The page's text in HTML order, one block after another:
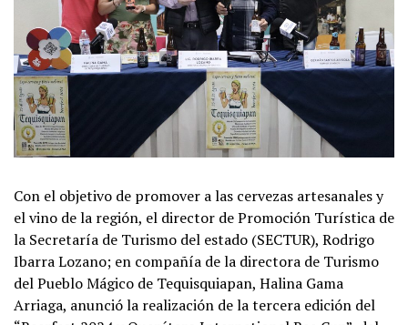
Con el objetivo de promover a las cervezas artesanales y
el vino de la región, el director de Promoción Turística de
la Secretaría de Turismo del estado (SECTUR), Rodrigo
Ibarra Lozano; en compañía de la directora de Turismo
del Pueblo Mágico de Tequisquiapan, Halina Gama
Arriaga, anunció la realización de la tercera edición del